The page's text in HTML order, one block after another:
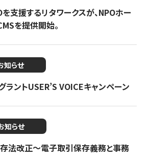
支援するリタワークスが、NPOホー
を提供開始。
知らせ
ラントUSER’S VOICEキャンペーン
知らせ
法改正～電子取引保存義務と事務